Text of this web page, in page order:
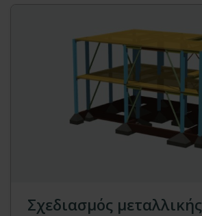
Σχεδιασμός μεταλλικής